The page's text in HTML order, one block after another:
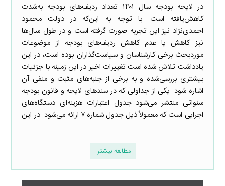
در لایحه بودجه سال ۱۴۰۱ تعداد ردیف‌های بودجه به‌شدت
کاهش‌یافته است. با توجه به این‌که در دولت محمود
احمدی‌نژاد نیز این تجربه صورت گرفته است و در طول سال‌ها
نیز کاهش یا عدم کاهش ردیف‌های بودجه از موضوعات
موردبحث برخی کارشناسان و سیاست‌گذاران بوده است، در این
یادداشت تلاش شده است تغییرات اخیر در این زمینه با جزئیات
بیشتری بررسی‌شده و به برخی از جنبه‌های مثبت و منفی آن
اشاره شود. یکی از جداولی که در سندهای لایحه و قانون بودجه
سنواتی منتشر می‌شود جدول اعتبارات هزینه‌ای دستگاه‌های
اجرایی است که معمولاً ذیل جدول شماره ۷ ارائه می‌شود. در این
...
مطالعه بیشتر